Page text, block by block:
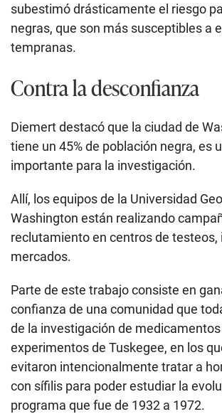
subestimó drásticamente el riesgo
negras, que son más susceptibles a
tempranas.
Contra la desconfianza
Diemert destacó que la ciudad de
tiene un 45% de población negra, es
importante para la investigación.
Allí, los equipos de la Universidad
Washington están realizando
reclutamiento en centros de testeos,
mercados.
Parte de este trabajo consiste en
confianza de una comunidad que
de la investigación de
experimentos de Tuskegee, en los
evitaron intencionalmente tratar a
con sífilis para poder estudiar la
programa que fue de 1932 a 1972.